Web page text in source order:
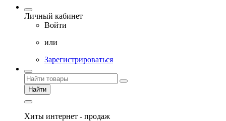
Личный кабинет
Войти
или
Зарегистрироваться
Найти
Хиты интернет - продаж